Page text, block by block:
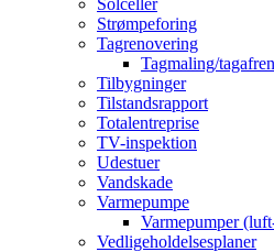
Solceller
Strømpeforing
Tagrenovering
Tagmaling/
Tilbygninger
Tilstandsrapport
Totalentreprise
TV-inspektion
Udestuer
Vandskade
Varmepumpe
Varmepumper
Vedligeholdelsesplaner